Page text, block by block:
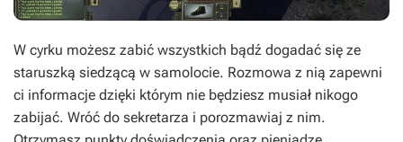
W cyrku możesz zabić wszystkich bądź dogadać się ze
staruszką siedzącą w samolocie. Rozmowa z nią zapewni
ci informacje dzięki którym nie będziesz musiał nikogo
zabijać. Wróć do sekretarza i porozmawiaj z nim.